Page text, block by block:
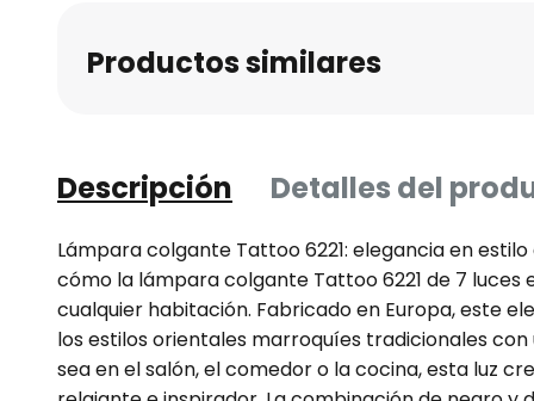
Productos similares
Descripción Detalles del
Lámpara colgante Tattoo 6221: elegancia en
cómo la lámpara colgante Tattoo 6221 de 7
cualquier habitación. Fabricado en Europa, este
los estilos orientales marroquíes tradicionales
sea en el salón, el comedor o la cocina, esta luz